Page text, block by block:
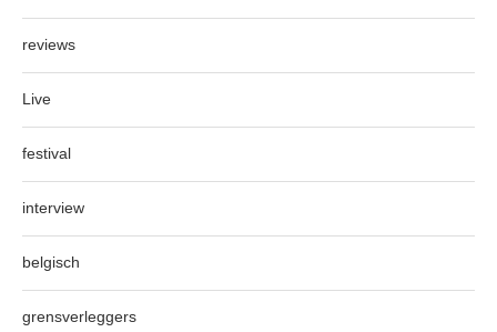
reviews
Live
festival
interview
belgisch
grensverleggers